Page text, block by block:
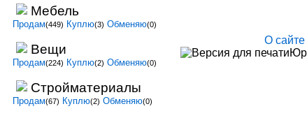
Мебель
Продам(449) Куплю(3) Обменяю(0)
Вещи
Продам(224) Куплю(2) Обменяю(0)
Стройматериалы
Продам(67) Куплю(2) Обменяю(0)
О сайте